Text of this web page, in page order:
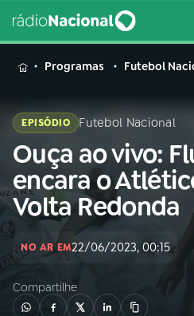
MENU
Buscar
na
Rádio
Nacional
Buscar
01INÍCIO
Programas Futebol
EPISÓDIO Futebol Nacional
Ouça ao vivo:
encara o
Volta Redonda
NO AR EM22/06/2023, 00:15
Compartilhe